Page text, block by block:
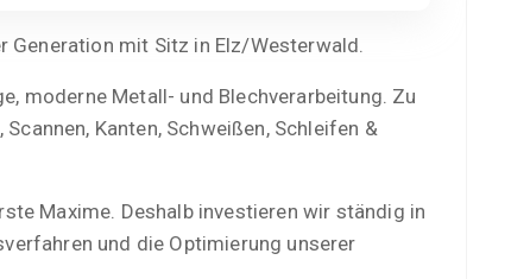
mit Sitz in Elz/Westerwald.
moderne Metall- und Blechverarbeitung. Zu
Kanten, Schweißen, Schleifen &
Maxime. Deshalb investieren wir ständig in
und die Optimierung unserer